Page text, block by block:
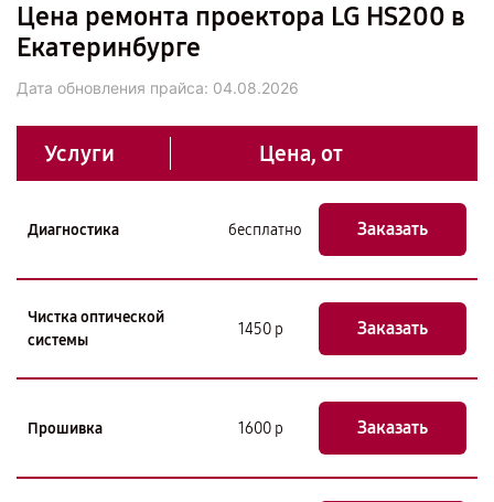
Цена ремонта проектора LG HS200 в
Екатеринбурге
Дата обновления прайса: 04.08.2026
Услуги Цена, от
Диагностика бесплатно Заказать
Чистка оптической
системы
1450 р Заказать
Прошивка 1600 р Заказать